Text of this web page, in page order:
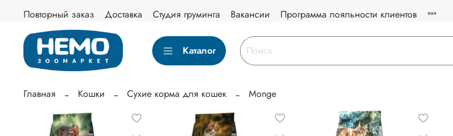
Повторный заказ Доставка Студия груминга Вакансии Программа лояльности клиентов
Каталог
Главная Кошки Сухие корма для кошек Monge